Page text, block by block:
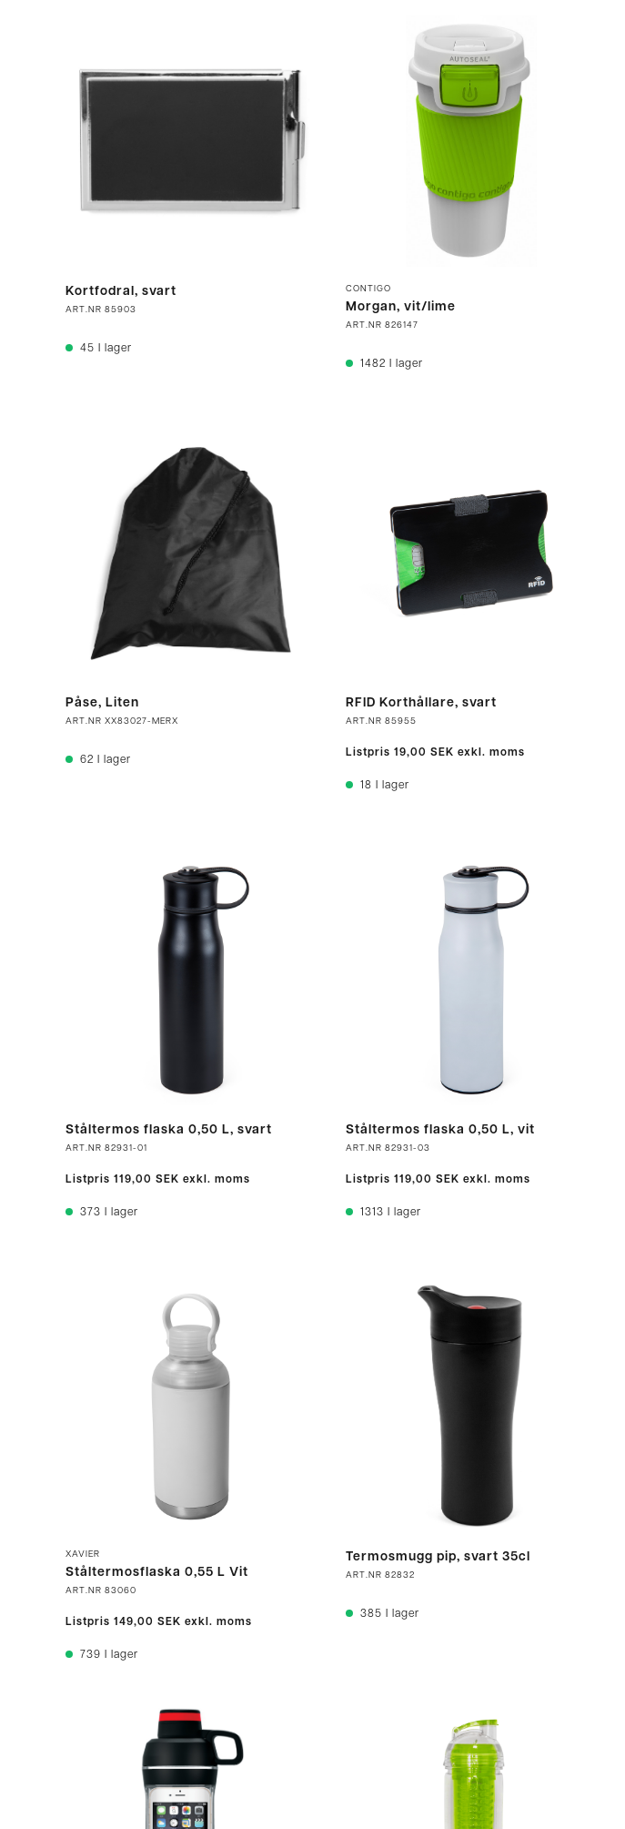
Kortfodral, svart
ART.NR 85903
45 I lager
CONTIGO
Morgan, vit/lime
ART.NR 826147
1482 I lager
Påse, Liten
ART.NR XX83027-MERX
62 I lager
RFID Korthållare, svart
ART.NR 85955
Listpris 19,00 SEK exkl. moms
18 I lager
Ståltermos flaska 0,50 L, svart
ART.NR 82931-01
Listpris 119,00 SEK exkl. moms
373 I lager
Ståltermos flaska 0,50 L, vit
ART.NR 82931-03
Listpris 119,00 SEK exkl. moms
1313 I lager
XAVIER
Ståltermosflaska 0,55 L Vit
ART.NR 83060
Listpris 149,00 SEK exkl. moms
739 I lager
Termosmugg pip, svart 35cl
ART.NR 82832
385 I lager